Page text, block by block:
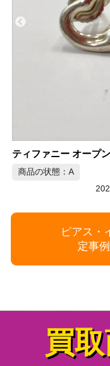
K18WG 天然ダイヤ
商品の状態：A
ピアス・
定事
買